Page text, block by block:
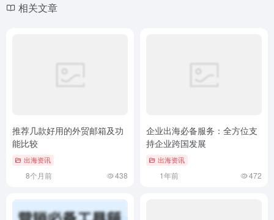
相关文章
推荐几款好用的外贸邮箱及功
能比较
出海资讯
8个月前 438
企业出海必备服务：全方位支
持企业跨国发展
出海资讯
1年前 472